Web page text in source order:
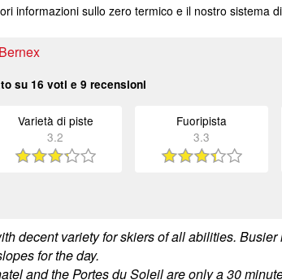
informazioni sullo zero termico e il nostro sistema
su 16 voti e 9 recensioni
Varietà di piste
3.2
Fuoripista
3.3
decent variety for skiers of all abilities.
for the day.
and the Portes du Soleil are only a 30